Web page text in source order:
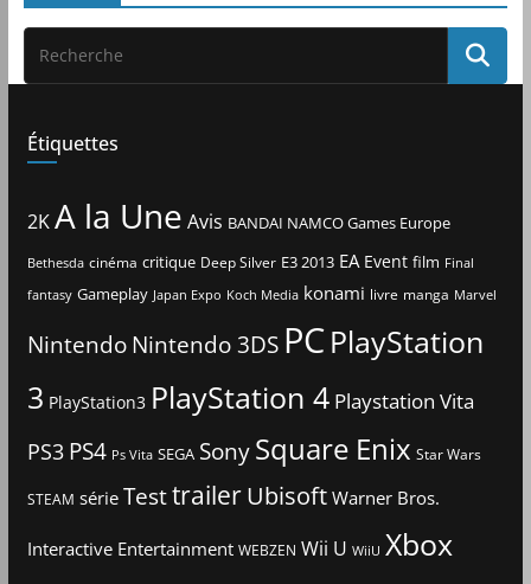
Étiquettes
2KA la Une Avis BANDAI NAMCO Games Europe
Bethesda cinéma critique Deep Silver E3 2013 EA Event film Final
fantasy Gameplay Japan Expo Koch Media konami livre manga Marvel
Nintendo Nintendo 3DS PCPlayStation
3 PlayStation3 PlayStation 4 Playstation Vita
PS3 PS4 Ps Vita SEGA Sony Square Enix Star Wars
STEAM série TesttrailerUbisoftWarner Bros.
Interactive Entertainment WEBZEN Wii U WiiU Xbox